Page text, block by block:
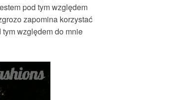
pod tym względem
zapomina korzystać
względem do mnie